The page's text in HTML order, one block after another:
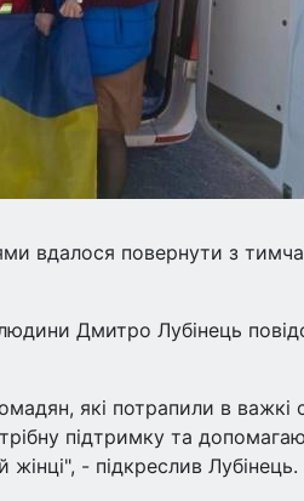
вдалося повернути з
Дмитро Лубінець
які потрапили в важкі
підтримку та
- підкреслив Лубінець.